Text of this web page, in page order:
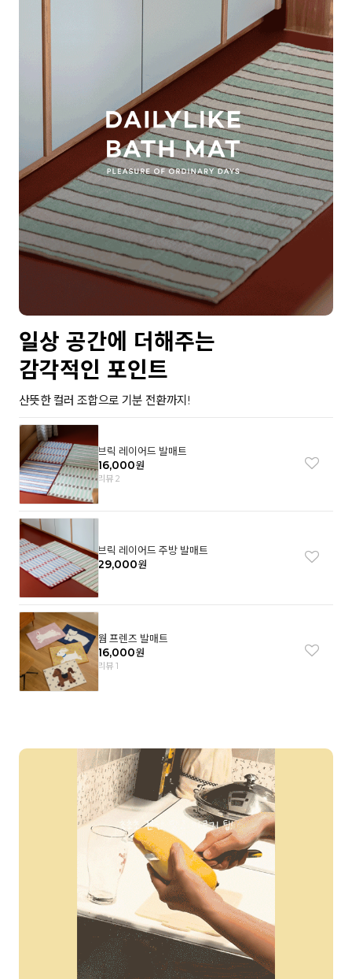
일상 공간에 더해주는
감각적인 포인트
산뜻한 컬러 조합으로 기분 전환까지!
브릭 레이어드 발매트
16,000원
리뷰 2
브릭 레이어드 주방 발매트
29,000원
웜 프렌즈 발매트
16,000원
리뷰 1